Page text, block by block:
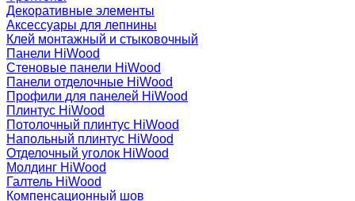
Декоративные элементы
Аксессуары для лепнины
Клей монтажный и стыковочный
Панели HiWood
Стеновые панели HiWood
Панели отделочные HiWood
Профили для панелей HiWood
Плинтус HiWood
Потолочный плинтус HiWood
Напольный плинтус HiWood
Отделочный уголок HiWood
Молдинг HiWood
Галтель HiWood
Компенсационный шов